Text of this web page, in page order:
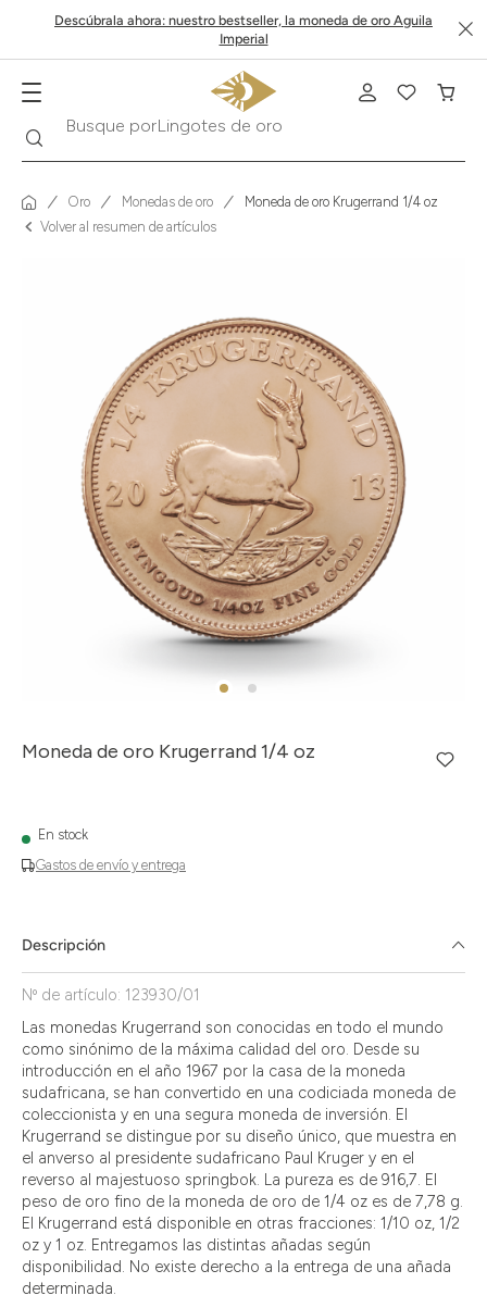
Descúbrala ahora: nuestro bestseller, la moneda de oro Aguila
Imperial
Busque por
Oro Monedas de oro
Moneda de oro Krugerrand 1/4 oz
Volver al resumen de artículos
Moneda de oro Krugerrand 1/4 oz
Gastos de envío y entrega
En stock
Descripción
Nº de artículo: 123930/01
Las monedas Krugerrand son conocidas en todo el mundo
como sinónimo de la máxima calidad del oro. Desde su
introducción en el año 1967 por la casa de la moneda
sudafricana, se han convertido en una codiciada moneda de
coleccionista y en una segura moneda de inversión. El
Krugerrand se distingue por su diseño único, que muestra en
el anverso al presidente sudafricano Paul Kruger y en el
reverso al majestuoso springbok. La pureza es de 916,7. El
peso de oro fino de la moneda de oro de 1/4 oz es de 7,78 g.
El Krugerrand está disponible en otras fracciones: 1/10 oz, 1/2
oz y 1 oz. Entregamos las distintas añadas según
disponibilidad. No existe derecho a la entrega de una añada
determinada.